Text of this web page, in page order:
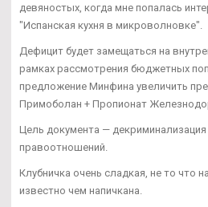
девяностых, когда мне попалась
"Испанская кухня в микроволновке".
Дефицит будет замещаться на
рамках рассмотрения бюджетных
предложение Минфина увеличить
Примоболан + Пропионат
Цель документа —
правоотношений.
Клубничка очень сладкая, не то что
известно чем напичкана.